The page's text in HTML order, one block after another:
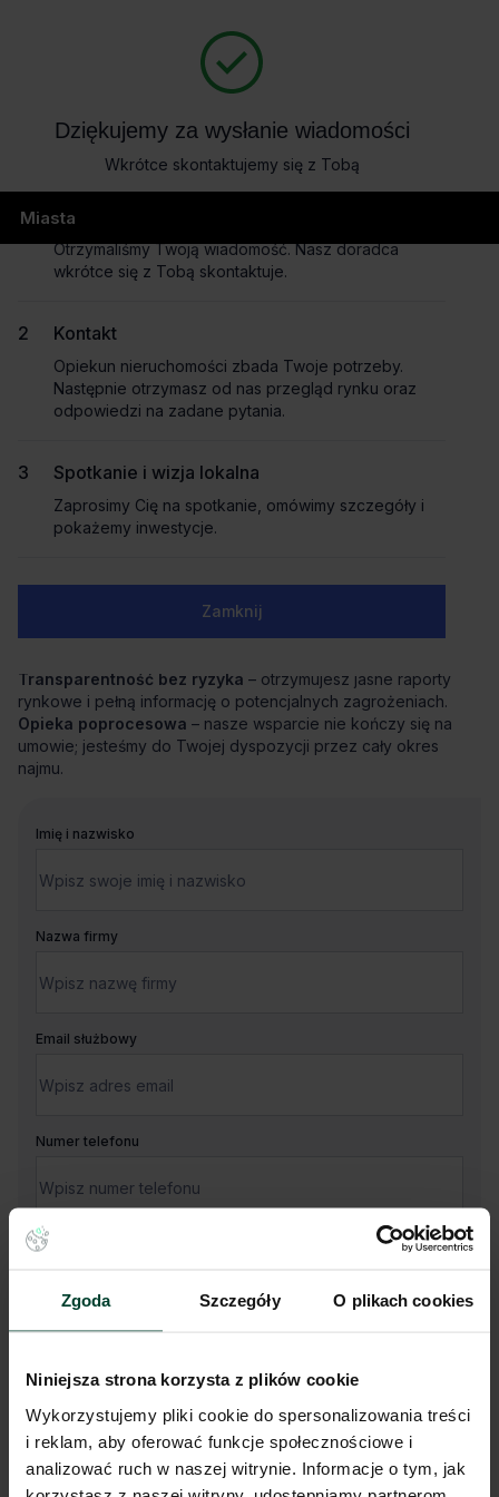
Zgoda Szczegóły O plikach cookies
Niniejsza strona korzysta z plików cookie
Wykorzystujemy pliki cookie do spersonalizowania treści
i reklam, aby oferować funkcje społecznościowe i
analizować ruch w naszej witrynie. Informacje o tym, jak
404
page not found
Miasta
wybrać biuro dopasowane do Twojej firmy.
Napisz do nas!
Płynny proces i oszczędność czasu
skoordynuje cały proces od analizy potrzeb po
przeprowadzkę.
bezpieczną umowę.
Wsparcie techniczne i aranżacyjne
definiujemy standard biura i pomagamy w jego
Transparentność bez ryzyka – otrzymujesz jasne raporty
rynkowe i pełną informację o potencjalnych zagrożeniach.
Opieka poprocesowa – nasze wsparcie nie kończy się na
umowie; jesteśmy do Twojej dyspozycji przez cały okres
najmu.
Imię i nazwisko
Nazwa firmy
Email służbowy
Numer telefonu
Twoja wiadomość
Administratorem Państwa danych osobowych jest CBRE sp. z o.
o. z siedzibą w Warszawie, Rondo Daszyńskiego 1, 00-843
Warszawa (dalej „Administrator”).
Dziękujemy za wysłanie wiadomości
Wkrótce skontaktujemy się z Tobą
Wysłanie wiadomości
Otrzymaliśmy Twoją wiadomość. Nasz doradca
wkrótce się z Tobą skontaktuje.
Kontakt
Opiekun nieruchomości zbada Twoje potrzeby.
Następnie otrzymasz od nas przegląd rynku oraz
odpowiedzi na zadane pytania.
Spotkanie i wizja lokalna
Zaprosimy Cię na spotkanie, omówimy szczegóły i
pokażemy inwestycje.
Zamknij